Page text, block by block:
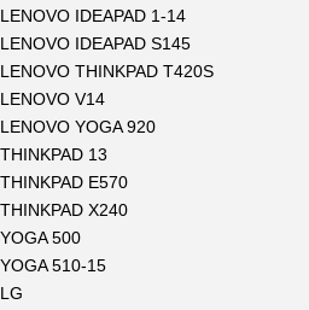
LENOVO IDEAPAD 1-14
LENOVO IDEAPAD S145
LENOVO THINKPAD T420S
LENOVO V14
LENOVO YOGA 920
THINKPAD 13
THINKPAD E570
THINKPAD X240
YOGA 500
YOGA 510-15
LG